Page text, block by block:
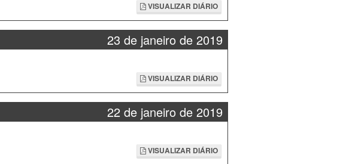
VISUALIZAR DIÁRIO
23 de janeiro de 2019
VISUALIZAR DIÁRIO
22 de janeiro de 2019
VISUALIZAR DIÁRIO